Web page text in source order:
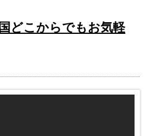
どこからでもお気軽